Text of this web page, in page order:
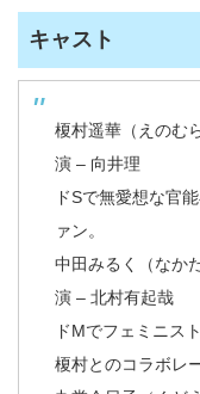
キャスト
榎村遥華（えのむ
演 – 向井理
ドSで無愛想な官
ァン。
中田みるく（なか
演 – 北村有起哉
ドMでフェミニス
榎村とのコラボレ